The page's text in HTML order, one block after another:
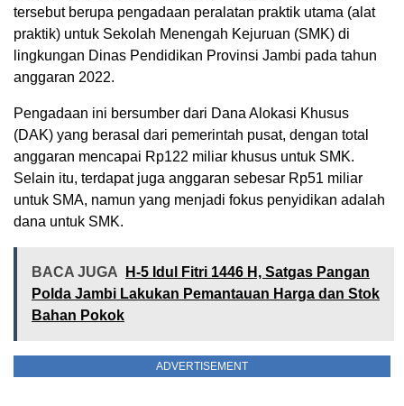
tersebut berupa pengadaan peralatan praktik utama (alat
praktik) untuk Sekolah Menengah Kejuruan (SMK) di
lingkungan Dinas Pendidikan Provinsi Jambi pada tahun
anggaran 2022.
Pengadaan ini bersumber dari Dana Alokasi Khusus
(DAK) yang berasal dari pemerintah pusat, dengan total
anggaran mencapai Rp122 miliar khusus untuk SMK.
Selain itu, terdapat juga anggaran sebesar Rp51 miliar
untuk SMA, namun yang menjadi fokus penyidikan adalah
dana untuk SMK.
BACA JUGA
H-5 Idul Fitri 1446 H, Satgas Pangan
Polda Jambi Lakukan Pemantauan Harga dan Stok
Bahan Pokok
ADVERTISEMENT